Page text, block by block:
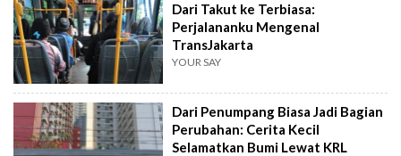
Dari Takut ke Terbiasa:
Perjalananku Mengenal
TransJakarta
YOUR SAY
Dari Penumpang Biasa Jadi Bagian
Perubahan: Cerita Kecil
Selamatkan Bumi Lewat KRL